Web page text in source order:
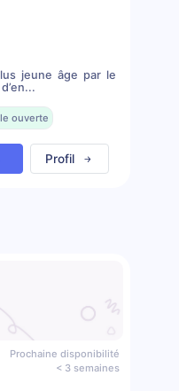
jeune âge par le
ouverte
Profil
Prochaine disponibilité
< 3 semaines